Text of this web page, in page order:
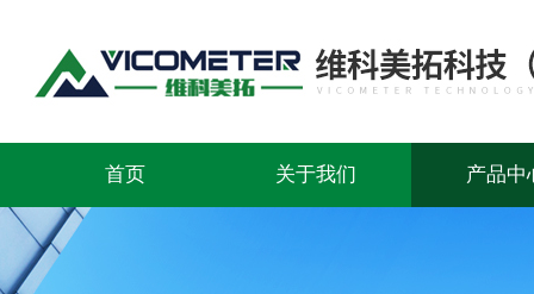
首页 关于我们 产品中